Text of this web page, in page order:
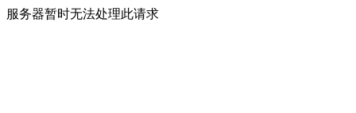
服务器暂时无法处理此请求